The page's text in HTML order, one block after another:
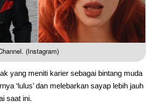
(Instagram)
yang meniti karier sebagai bintang muda
‘lulus’ dan melebarkan sayap lebih jauh
saat ini.